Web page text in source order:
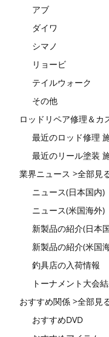
アブ
ダイワ
シマノ
リョービ
テイルウォーク
その他
ロッドリペア修理＆カ
最近のロッド修理
最近のリール塗装
業界ニュース >全部見
ニュース(日本国内)
ニュース(米国海外)
新製品の紹介(日本
新製品の紹介(米国
釣具店の入荷情報
トーナメント大会
おすすめ関係 >全部見
おすすめDVD